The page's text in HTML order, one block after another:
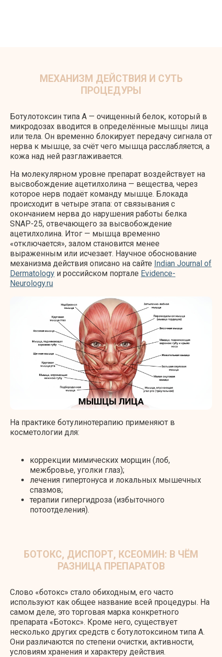
Ботулотоксин типа А — очищенный белок, который в
микродозах вводится в определённые мышцы лица
или тела. Он временно блокирует передачу сигнала от
нерва к мышце, за счёт чего мышца расслабляется, а
кожа над ней разглаживается.
На молекулярном уровне препарат воздействует на
высвобождение ацетилхолина — вещества, через
которое нерв подаёт команду мышце. Блокада
происходит в четыре этапа: от связывания с
окончанием нерва до нарушения работы белка
SNAP-25, отвечающего за высвобождение
ацетилхолина. Итог — мышца временно
«отключается», залом становится менее
выраженным или исчезает. Научное обоснование
механизма действия описано на сайте Indian Journal of
Dermatology и российском портале Evidence-
Neurology.ru
На практике ботулинотерапию применяют в
косметологии для:
коррекции мимических морщин (лоб,
межбровье, уголки глаз);
лечения гипертонуса и локальных мышечных
спазмов;
терапии гипергидроза (избыточного
потоотделения).
Слово «ботокс» стало обиходным, его часто
используют как общее название всей процедуры. На
самом деле, это торговая марка конкретного
препарата «Ботокс». Кроме него, существует
несколько других средств с ботулотоксином типа А.
Они различаются по степени очистки, активности,
условиям хранения и характеру действия.